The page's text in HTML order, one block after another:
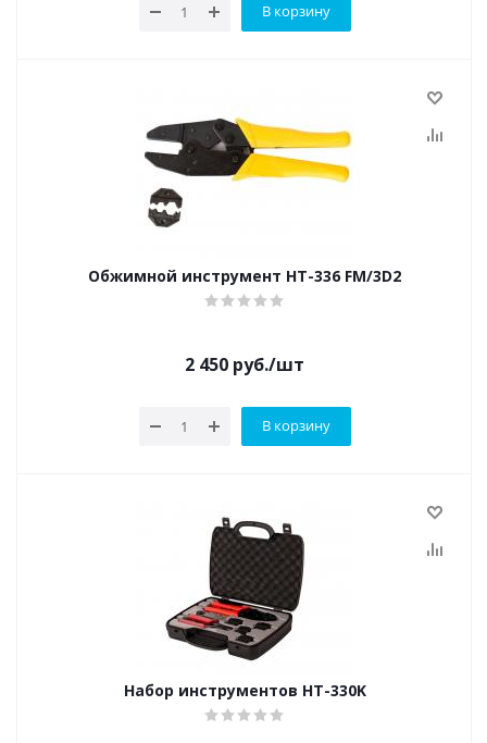
В корзину
Обжимной инструмент HT-336 FM/3D2
2 450 руб./шт
В корзину
Набор инструментов HT-330K